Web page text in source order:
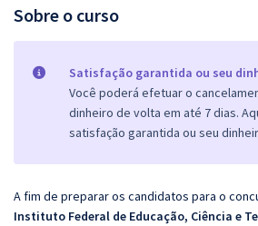
Sobre o curso
Satisfação garantida ou seu
Você poderá efetuar o
dinheiro de volta em até 7 dias.
satisfação garantida ou seu
A fim de preparar os candidatos para o
Instituto Federal de Educação, Ciência e